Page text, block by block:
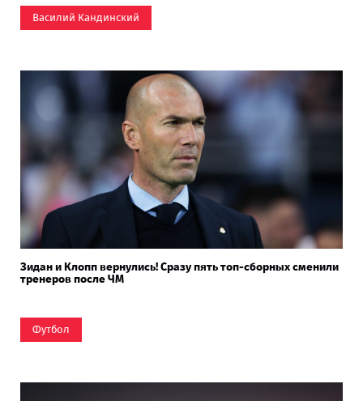
Василий Кандинский
Зидан и Клопп вернулись! Сразу пять топ-сборных сменили
тренеров после ЧМ
Футбол